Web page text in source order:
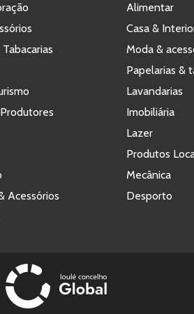
Acessórios
Alimentar
Casa &
Moda &
Papelarias &
Lavandarias
Imobiliária
Lazer
Produtos
Mecânica
Desporto